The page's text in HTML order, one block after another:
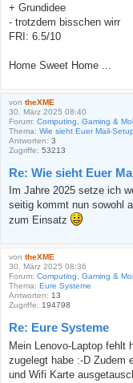
+ Grundidee
- trotzdem bisschen wirr
FRI: 6.5/10
Home Sweet Home ...
von theXME
30. März 2025 08:40
Forum: Computing, Gaming &
Thema: Wie sieht Euer Mail-
Antworten: 3
Zugriffe: 53213
Re: Wie sieht Euer
Im Jahre 2025 setze ich
seitig kommt nun sowohl
zum Einsatz
von theXME
30. März 2025 08:36
Forum: Computing, Gaming &
Thema: Eure Systeme
Antworten: 13
Zugriffe: 194798
Re: Eure Systeme
Mein Lenovo-Laptop fehlt
zugelegt habe :-D Zudem
und Wifi Karte